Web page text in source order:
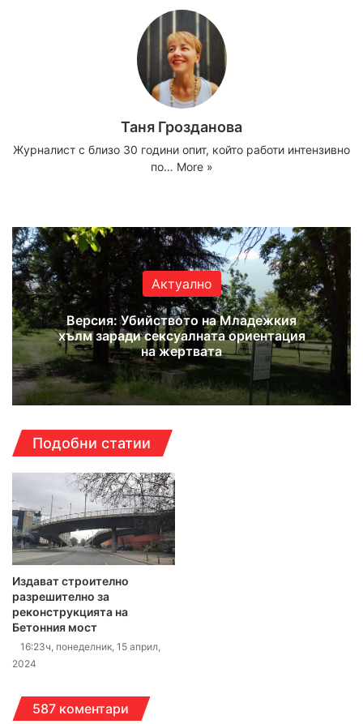
Таня Грозданова
Журналист с близо 30 години опит, който работи интензивно
по… More »
Актуално
Версия: Убийството на Младежкия
хълм заради сексуалната ориентация
на жертвата
Подобни статии
Издават строително
разрешително за
реконструкцията на
Бетонния мост
16:23ч, понеделник, 15 април,
2024
587 коментари